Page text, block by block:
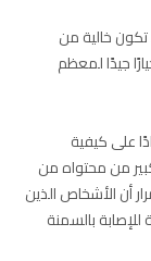
تكون خالية من
جيدًا لمعظم
على كيفية
من محتواه من
أن الأشخاص الذين
بالسمنة